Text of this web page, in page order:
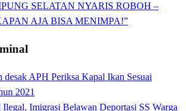
SELATAN NYARIS ROBOH –
AJA BISA MENIMPA!”
APH Periksa Kapal Ikan Sesuai
2021
Imigrasi Belawan Deportasi SS Warga